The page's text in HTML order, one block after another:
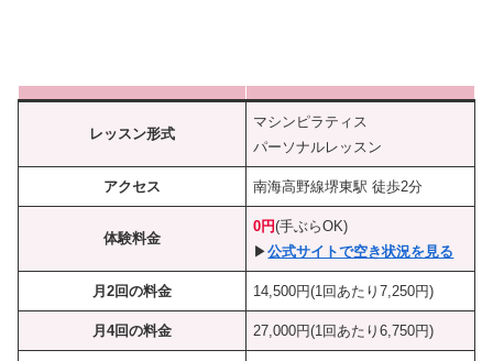
レッスン形式
マシンピラティス
パーソナルレッスン
アクセス 南海高野線堺東駅 徒歩2分
体験料金
0円(手ぶらOK)
▶︎公式サイトで空き状況を見る
月2回の料金 14,500円(1回あたり7,250円)
月4回の料金 27,000円(1回あたり6,750円)